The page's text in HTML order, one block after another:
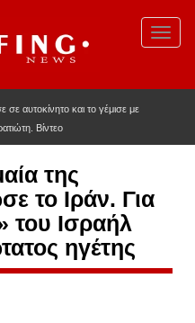
σε αυτοκίνητο και το γέμισε με
Βίντεο
της
το Ιράν. Για
του Ισραήλ
ηγέτης